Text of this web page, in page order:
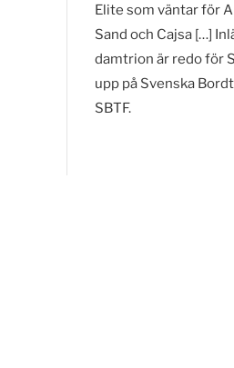
Elite som väntar för
Sand och Cajsa […]
damtrion är redo för
upp på Svenska
SBTF.